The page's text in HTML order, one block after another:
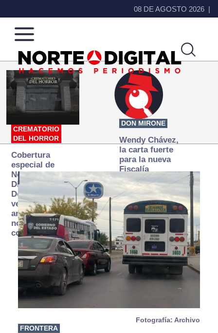
08 DE AGOSTO 2026
Norte
de
Ciudad
Más
que
noticias,
hacemos periodismo
CREMATORIO
DEL HORROR
Cobertura
especial de
Norte
Digital:
Donde la
verdad
arde… pero
no se
consume
DON MIRONE
Wendy Chávez,
la carta fuerte
para la nueva
Fiscalía
autónoma
Fotografía: Archivo
FRONTERA